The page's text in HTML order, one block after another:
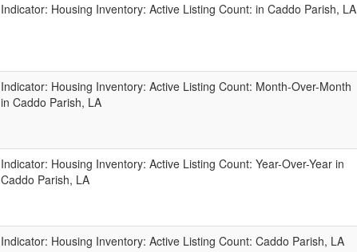
Indicator: Housing Inventory: Active Listing Count: in Caddo Parish, LA
Indicator: Housing Inventory: Active Listing Count: Month-Over-Month
in Caddo Parish, LA
Indicator: Housing Inventory: Active Listing Count: Year-Over-Year in
Caddo Parish, LA
Indicator: Housing Inventory: Active Listing Count: Caddo Parish, LA